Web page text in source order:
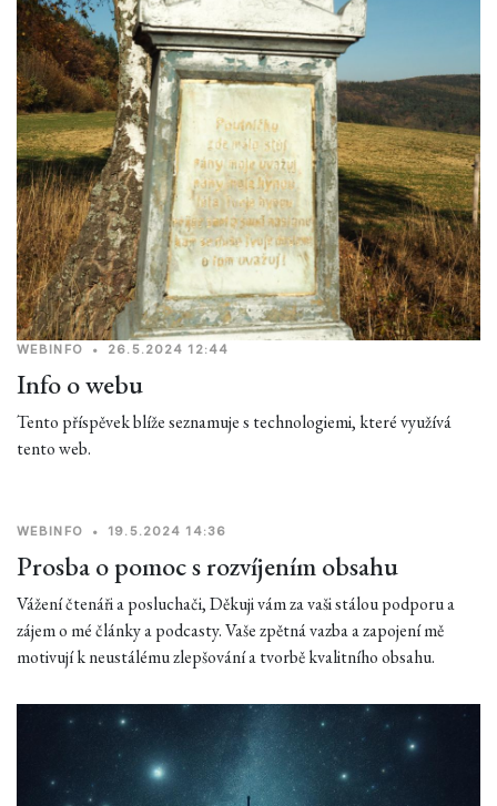
WEBINFO • 26.5.2024 12:44
Info o webu
Tento příspěvek blíže seznamuje s technologiemi, které využívá
tento web.
WEBINFO • 19.5.2024 14:36
Prosba o pomoc s rozvíjením obsahu
Vážení čtenáři a posluchači, Děkuji vám za vaši stálou podporu a
zájem o mé články a podcasty. Vaše zpětná vazba a zapojení mě
motivují k neustálému zlepšování a tvorbě kvalitního obsahu.